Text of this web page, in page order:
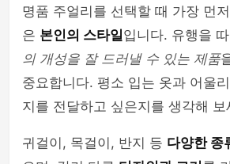
명품 주얼리를 선택할 때 가장 먼
은 본인의 스타일입니다. 유행을
의 개성을 잘 드러낼 수 있는 제품
중요합니다. 평소 입는 옷과 어울
지를 전달하고 싶은지를 생각해 보
귀걸이, 목걸이, 반지 등 다양한 종